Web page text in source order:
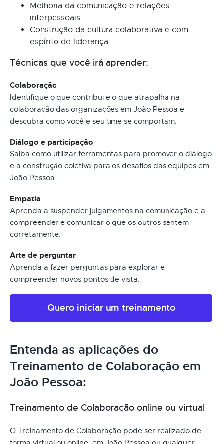
Melhoria da comunicação e relações
interpessoais.
Construção da cultura colaborativa e com
espírito de liderança.
Técnicas que você irá aprender:
Colaboração
Identifique o que contribui e o que atrapalha na
colaboração das organizações em João Pessoa e
descubra como você e seu time se comportam.
Diálogo e participação
Saiba como utilizar ferramentas para promover o diálogo
e a construção coletiva para os desafios das equipes em
João Pessoa.
Empatia
Aprenda a suspender julgamentos na comunicação e a
compreender e comunicar o que os outros sentem
corretamente.
Arte de perguntar
Aprenda a fazer perguntas para explorar e
compreender novos pontos de vista.
Quero iniciar um treinamento
Entenda as aplicações do
Treinamento de Colaboração em
João Pessoa:
Treinamento de Colaboração online ou virtual
O Treinamento de Colaboração pode ser realizado de